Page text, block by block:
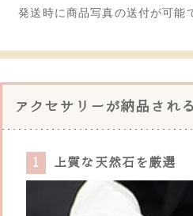
発送時に商品写真の送付が可能
アクセサリーが納品され
1 上質な天然石を厳選